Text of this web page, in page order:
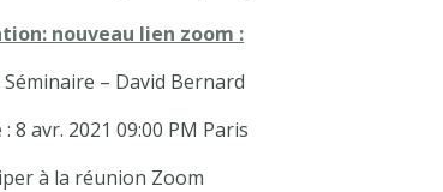
nouveau lien zoom :
Séminaire – David Bernard
8 avr. 2021 09:00 PM Paris
à la réunion Zoom